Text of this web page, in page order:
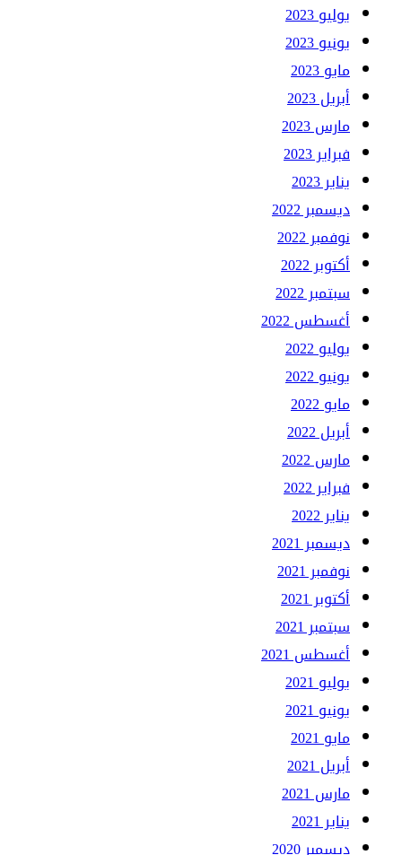
يوليو 2023
يونيو 2023
مايو 2023
أبريل 2023
مارس 2023
فبراير 2023
يناير 2023
ديسمبر 2022
نوفمبر 2022
أكتوبر 2022
سبتمبر 2022
أغسطس 2022
يوليو 2022
يونيو 2022
مايو 2022
أبريل 2022
مارس 2022
فبراير 2022
يناير 2022
ديسمبر 2021
نوفمبر 2021
أكتوبر 2021
سبتمبر 2021
أغسطس 2021
يوليو 2021
يونيو 2021
مايو 2021
أبريل 2021
مارس 2021
يناير 2021
ديسمبر 2020